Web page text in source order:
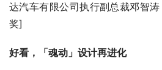
达汽车有限公司执行副总裁邓智
奖]
好看，「魂动」设计再进化